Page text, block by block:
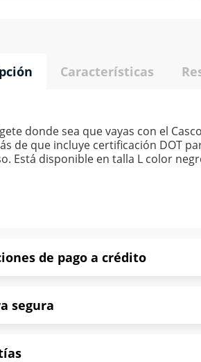
Características
donde sea que vayas con el
de que incluye certificación DOT
Está disponible en talla L color
de pago a crédito
segura